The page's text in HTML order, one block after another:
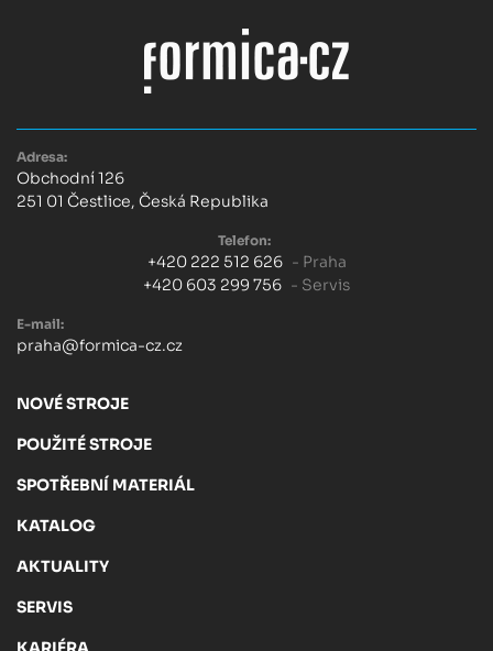
Adresa:
Obchodní 126
251 01 Čestlice, Česká Republika
Telefon:
+420 222 512 626 - Praha
+420 603 299 756 - Servis
E-mail:
praha@formica-cz.cz
NOVÉ STROJE
POUŽITÉ STROJE
SPOTŘEBNÍ MATERIÁL
KATALOG
AKTUALITY
SERVIS